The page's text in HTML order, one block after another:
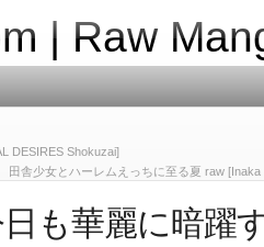
| Raw
DESIRES Shokuzai]
田舎少女とハーレムえっちに至る夏 raw
も華麗に暗躍